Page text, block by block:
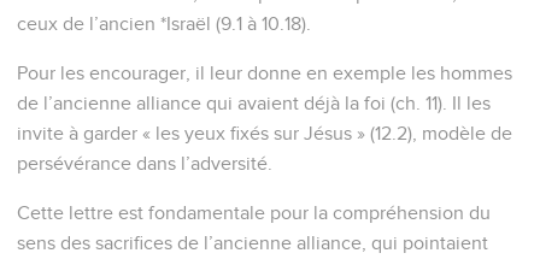
Mais quant aux Fils : "Ton trône, ô Dieu, demeure aux
sceptre de ton règne ;
9 tu as aimé la justice et haï l'iniquité ; c'est pourquoi Dieu,
ton Dieu, t'a oint d'une huile de joie au-dessus de tes
compagnons".
10 Et : "Toi, dans les commencements, Seigneur, tu as fondé
la terre, et les cieux sont les oeuvres de tes mains :